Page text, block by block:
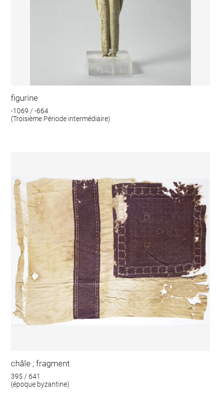
figurine
-1069 / -664
(Troisième Période intermédiaire)
châle ; fragment
395 / 641
(époque byzantine)